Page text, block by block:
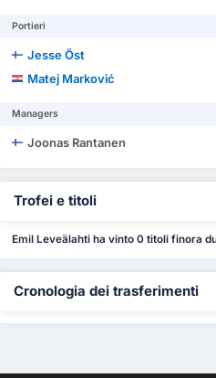
Portieri
Jesse Öst
Matej Marković
Managers
Joonas Rantanen
Trofei e titoli
Emil Leveälahti ha vinto 0 titoli finora
Cronologia dei trasferimenti